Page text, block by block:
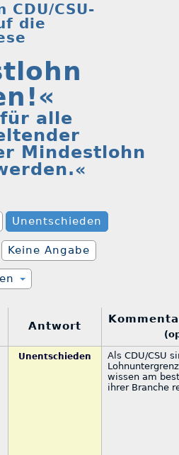
CSU-
die
alle
Mindestlohn
Unentschieden
Keine Angabe
Antwort
Unentschieden
Als CDU/CSU
wissen am
ihrer Branche